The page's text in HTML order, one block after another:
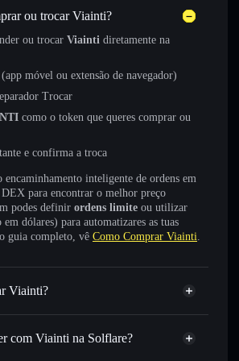
ou trocar Viainti?
ou trocar Viainti diretamente na
móvel ou extensão de navegador)
Trocar
como o token que queres comprar ou
e confirma a troca
inteligente de ordens em
para encontrar o melhor preço
podes definir ordens limite ou utilizar
dólares) para automatizares as tuas
guia completo, vê Como Comprar Viainti.
Viainti?
verificado
com Viainti na Solflare?